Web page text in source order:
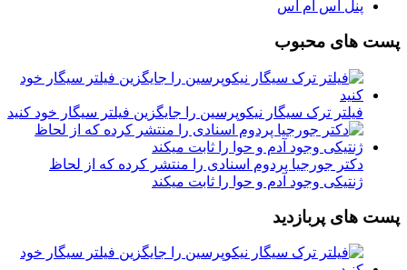
پنل اس ام اس
پست های محبوب
فیلتر ترک سیگار نیکوپرسین را جایگزین فیلتر سیگار خود کنید
دکتر جورجیا پردوم اسنادی را منتشر کرده که از لحاظ
ژنتیکی وجود آدم و حوا را ثابت میکند
پست های پربازدید